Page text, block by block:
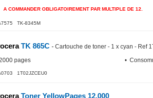
A COMMANDER OBLIGATOIREMENT PAR MULTIPLE DE 12.
TK-8345M
TK 865C - Cartouche de toner - 1 x cyan - Ref
pages
•
1T02JZCEU0
Toner YellowPages 12.000